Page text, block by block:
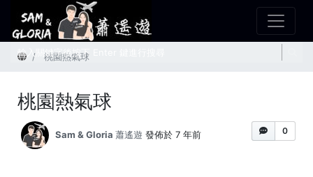
首頁 桃園熱氣球
桃園熱氣球
0
Sam & Gloria 蕭遙遊 發佈於 7 年前